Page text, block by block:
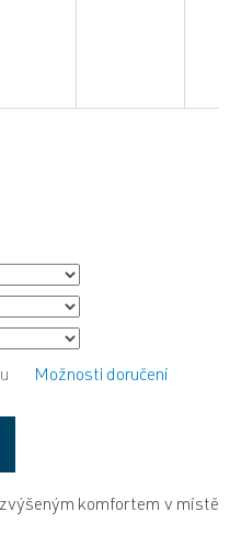
Možnosti doručení
komfortem v místě